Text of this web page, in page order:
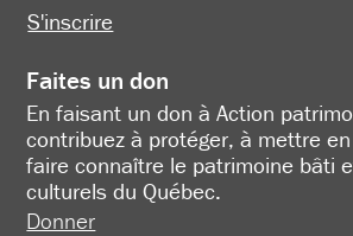
S'inscrire
Faites un don
En faisant un don à Action
contribuez à protéger, à mettre
faire connaître le patrimoine bâti
culturels du Québec.
Donner